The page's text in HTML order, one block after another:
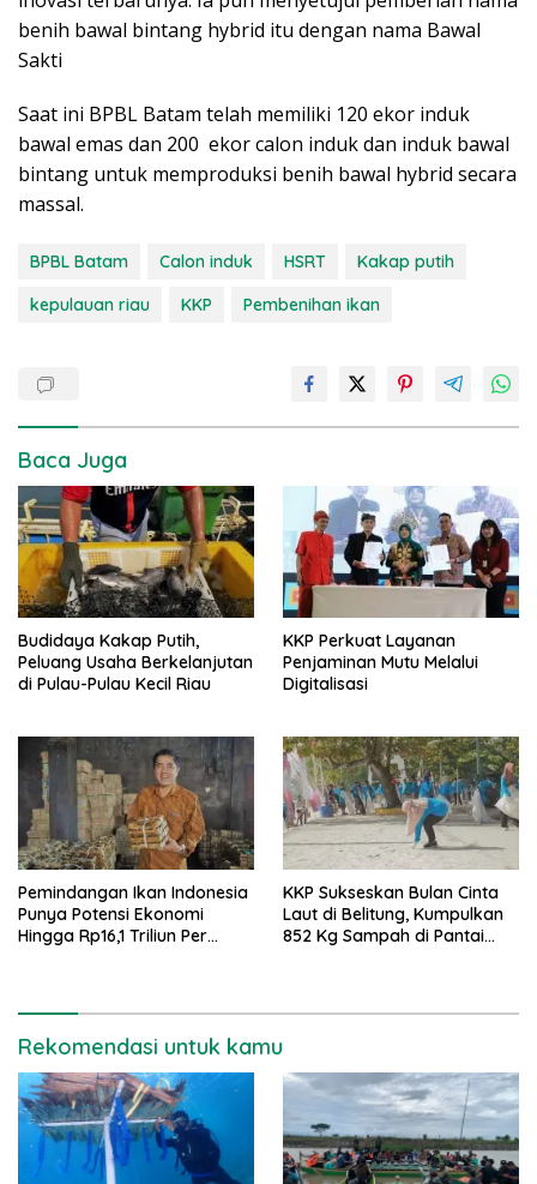
benih bawal bintang hybrid itu dengan nama Bawal
Sakti
Saat ini BPBL Batam telah memiliki 120 ekor induk
bawal emas dan 200 ekor calon induk dan induk bawal
bintang untuk memproduksi benih bawal hybrid secara
massal.
BPBL Batam Calon induk HSRT
Kakap putih
kepulauan riau
KKP Pembenihan ikan
Baca Juga
Budidaya Kakap Putih,
Peluang Usaha Berkelanjutan
di Pulau-Pulau Kecil Riau
KKP Perkuat Layanan
Penjaminan Mutu Melalui
Digitalisasi
Pemindangan Ikan Indonesia
Punya Potensi Ekonomi
Hingga Rp16,1 Triliun Per
KKP Sukseskan Bulan Cinta
Laut di Belitung, Kumpulkan
852 Kg Sampah di Pantai
Rekomendasi untuk kamu